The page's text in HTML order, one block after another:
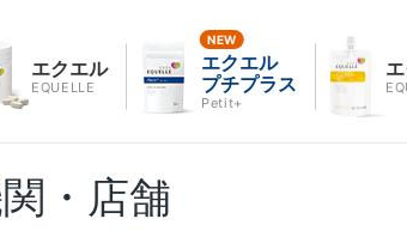
エクエル
EQUELLE
エクエル
プチプラス
Petit+
・店舗